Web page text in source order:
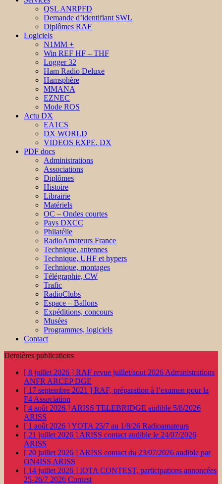
QSL ANRPFD
Demande d’identifiant SWL
Diplômes RAF
Logiciels
N1MM +
Win REF HF – THF
Logger 32
Ham Radio Deluxe
Hamsphère
MMANA
EZNEC
Mode ROS
Actu DX
EA1CS
DX WORLD
VIDEOS EXPE. DX
PDF docs
Administrations
Associations
Diplômes
Histoire
Librairie
Matériels
OC – Ondes courtes
Pays DXCC
Philatélie
RadioAmateurs France
Technique, antennes
Technique, UHF et hypers
Technique, montages
Télégraphie, CW
Trafic
RadioClubs
Espace – Ballons
Expéditions, concours
Musées
Programmes, logiciels
Contact
Dernières publications
[ 8 juillet 2026 ] RAF revue juillet/aout 2026 Administrations
ANFR ARCEP DGE
[ 17 septembre 2021 ] RAF, préparation à l’examen pour la
F4 Association
[ 4 août 2026 ] ARISS TELEBRIDGE audible 5/8/2026
ARISS
[ 1 août 2026 ]YOTA 25/7 au 1/8/26 Radioamateurs
[ 21 juillet 2026 ] ARISS contact audible le 24/07/2026
ARISS
[ 20 juillet 2026 ] ARISS contact du 23/07/2026 audible par
ON4ISS ARISS
[ 14 juillet 2026 ] IOTA CONTEST, participations annoncées
25-26/7 2026 Contest